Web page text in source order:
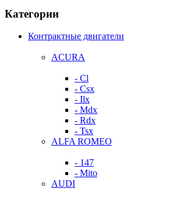
Категории
Контрактные двигатели
ACURA
- Cl
- Csx
- Ilx
- Mdx
- Rdx
- Tsx
ALFA ROMEO
- 147
- Mito
AUDI